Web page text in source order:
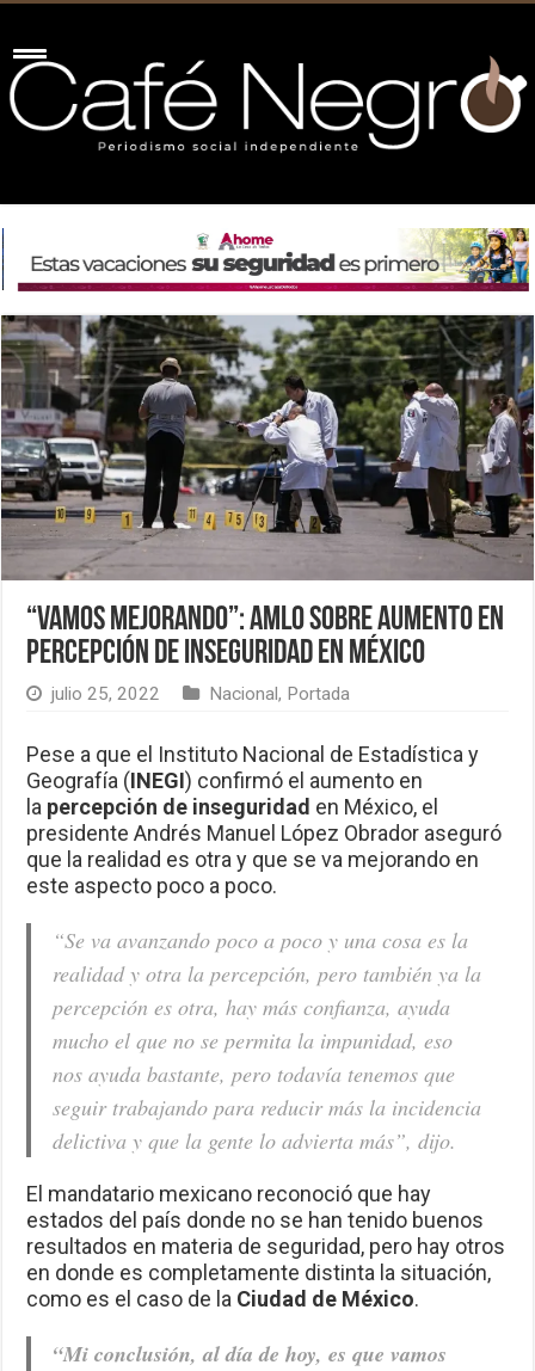
“Vamos mejorando”: AMLO sobre aumento en
percepción de inseguridad en México
julio 25, 2022 Nacional, Portada
Pese a que el Instituto Nacional de Estadística y
Geografía (INEGI) confirmó el aumento en
la percepción de inseguridad en México, el
presidente Andrés Manuel López Obrador aseguró
que la realidad es otra y que se va mejorando en
este aspecto poco a poco.
“Se va avanzando poco a poco y una cosa es la
realidad y otra la percepción, pero también ya la
percepción es otra, hay más confianza, ayuda
mucho el que no se permita la impunidad, eso
nos ayuda bastante, pero todavía tenemos que
seguir trabajando para reducir más la incidencia
delictiva y que la gente lo advierta más”, dijo.
El mandatario mexicano reconoció que hay
estados del país donde no se han tenido buenos
resultados en materia de seguridad, pero hay otros
en donde es completamente distinta la situación,
como es el caso de la Ciudad de México.
“Mi conclusión, al día de hoy, es que vamos